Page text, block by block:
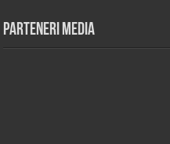
Parteneri Media